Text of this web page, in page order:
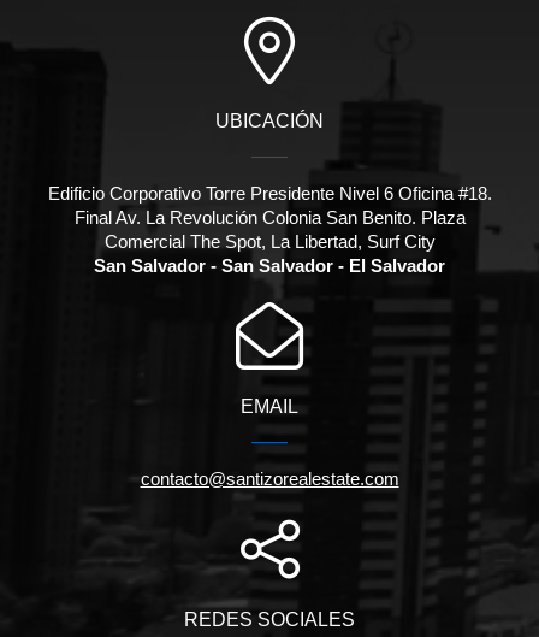
UBICACIÓN
Edificio Corporativo Torre Presidente Nivel 6 Oficina #18.
Final Av. La Revolución Colonia San Benito. Plaza
Comercial The Spot, La Libertad, Surf City
San Salvador - San Salvador - El Salvador
EMAIL
contacto@santizorealestate.com
REDES SOCIALES